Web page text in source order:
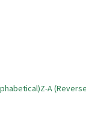
Z-A